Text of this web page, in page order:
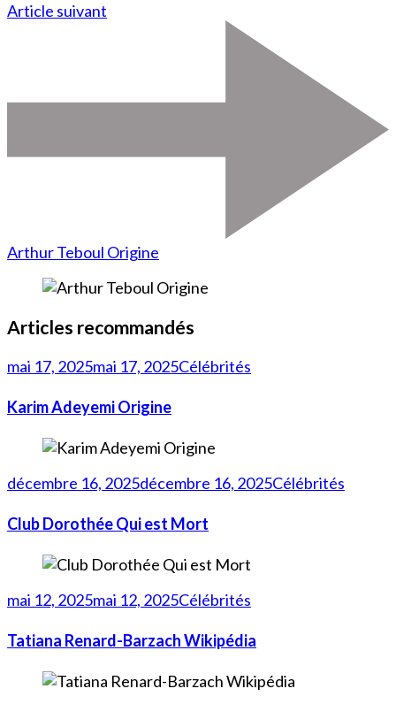
Article suivant
Arthur Teboul Origine
Articles recommandés
mai 17, 2025mai 17, 2025Célébrités
Karim Adeyemi Origine
décembre 16, 2025décembre 16, 2025Célébrités
Club Dorothée Qui est Mort
mai 12, 2025mai 12, 2025Célébrités
Tatiana Renard-Barzach Wikipédia